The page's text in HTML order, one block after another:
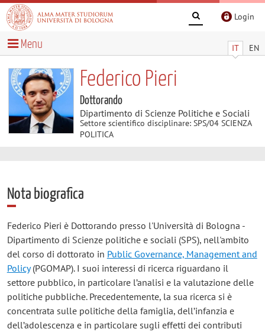
Login
IT EN
Menu
Federico Pieri
Dottorando
Dipartimento di Scienze Politiche e Sociali
Settore scientifico disciplinare: SPS/04 SCIENZA
POLITICA
Nota biografica
Federico Pieri è Dottorando presso l'Università di Bologna -
Dipartimento di Scienze politiche e sociali (SPS), nell'ambito
del corso di dottorato in Public Governance, Management and
Policy(PGOMAP). I suoi interessi di ricerca riguardano il
settore pubblico, in particolare l’analisi e la valutazione delle
politiche pubbliche. Precedentemente, la sua ricerca si è
concentrata sulle politiche della famiglia, dell’infanzia e
dell’adolescenza e in particolare sugli effetti dei contributi